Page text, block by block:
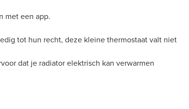
met een app.
tot hun recht, deze kleine thermostaat valt niet
dat je radiator elektrisch kan verwarmen